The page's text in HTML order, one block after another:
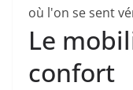
où l'on se sent
Le
confort